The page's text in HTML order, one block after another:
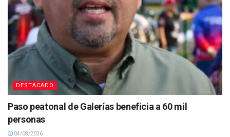
DESTACADO
Paso peatonal de Galerías beneficia a 60 mil
personas
04/08/2026